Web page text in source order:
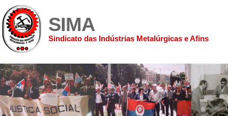
SIMA
Sindicato das Indústrias Metalúrgicas e Afins